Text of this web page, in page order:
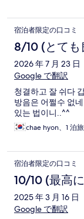
宿泊者限定の口コミ
8/10 (とても
2026 年 7 月 23 日
Google で翻訳
청결하고 잘 쉬다
방음은 어쩔수 없
있는 법이니..^^
chae hyon、1 泊
宿泊者限定の口コミ
10/10 (最高
2025 年 3 月 16 日
Google で翻訳